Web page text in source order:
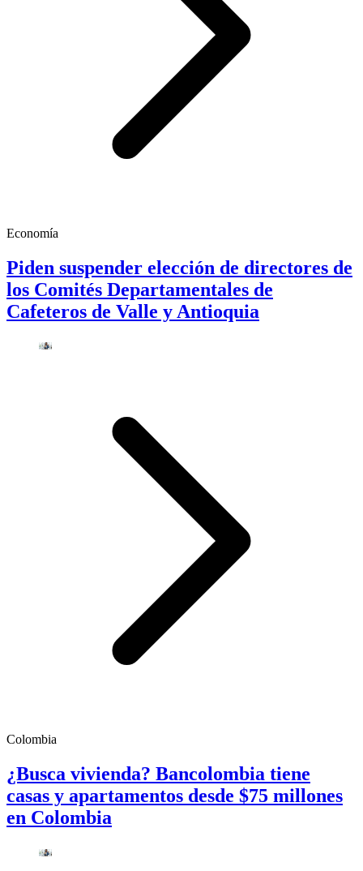
Economía
Piden suspender elección de directores de
los Comités Departamentales de
Cafeteros de Valle y Antioquia
Colombia
¿Busca vivienda? Bancolombia tiene
casas y apartamentos desde $75 millones
en Colombia